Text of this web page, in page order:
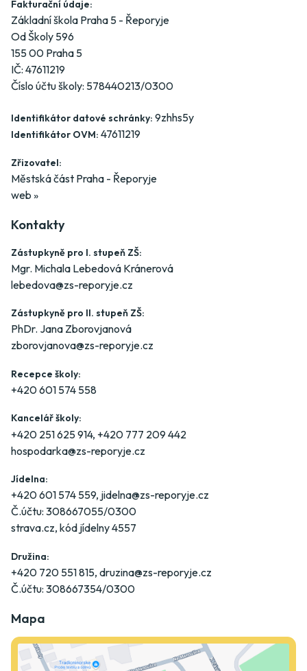
Fakturační údaje:
Základní škola Praha 5 - Řeporyje
Od Školy 596
155 00 Praha 5
IČ: 47611219
Číslo účtu školy: 578440213/0300
Identifikátor datové schránky: 9zhhs5y
Identifikátor OVM: 47611219
Zřizovatel:
Městská část Praha - Řeporyje
web »
Kontakty
Zástupkyně pro I. stupeň ZŠ:
Mgr. Michala Lebedová Kránerová
lebedova@zs-reporyje.cz
Zástupkyně pro II. stupeň ZŠ:
PhDr. Jana Zborovjanová
zborovjanova@zs-reporyje.cz
Recepce školy:
+420 601 574 558
Kancelář školy:
+420 251 625 914, +420 777 209 442
hospodarka@zs-reporyje.cz
Jídelna:
+420 601 574 559, jidelna@zs-reporyje.cz
Č.účtu: 308667055/0300
strava.cz, kód jídelny 4557
Družina:
+420 720 551 815, druzina@zs-reporyje.cz
Č.účtu: 308667354/0300
Mapa